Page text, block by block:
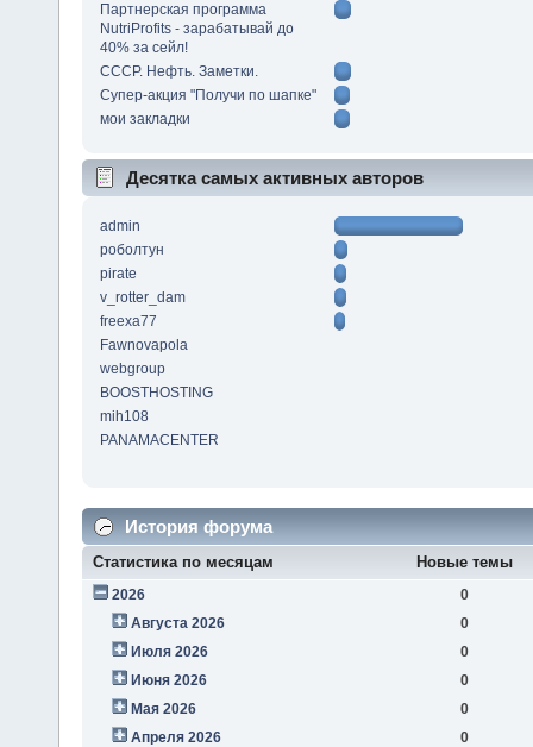
Партнерская программа
NutriProfits - зарабатывай до
40% за сейл!
СССР. Нефть. Заметки.
Супер-акция "Получи по шапке"
мои закладки
Десятка самых активных авторов
admin
роболтун
pirate
v_rotter_dam
freexa77
Fawnovapola
webgroup
BOOSTHOSTING
mih108
PANAMACENTER
История форума
Статистика по месяцам Новые темы
2026
0
Августа 2026
0
Июля 2026
0
Июня 2026
0
Мая 2026
0
Апреля 2026
0